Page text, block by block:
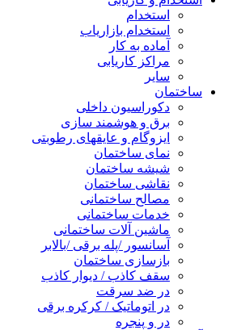
استخدام
استخدام بازاریاب
آماده به کار
مراکز کاریابی
سایر
ساختمان
دکوراسیون داخلی
برق و هوشمند سازی
ایزوگام و عایقهای رطوبتی
نمای ساختمان
شیشه ساختمان
نقاشی ساختمان
مصالح ساختمانی
خدمات ساختمانی
ماشین آلات ساختمانی
آسانسور /پله برقی /بالابر
بازسازی ساختمان
سقف کاذب / دیوار کاذب
در ضد سرقت
در اتوماتیک / کرکره برقی
در و پنجره